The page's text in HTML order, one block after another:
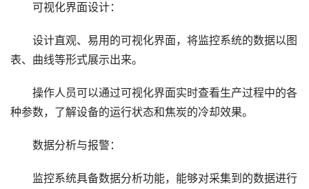
可视化界面设计：
设计直观、易用的可视化界面，将监控系统的数据以图
表、曲线等形式展示出来。
操作人员可以通过可视化界面实时查看生产过程中的各
种参数，了解设备的运行状态和焦炭的冷却效果。
数据分析与报警：
监控系统具备数据分析功能，能够对采集到的数据进行